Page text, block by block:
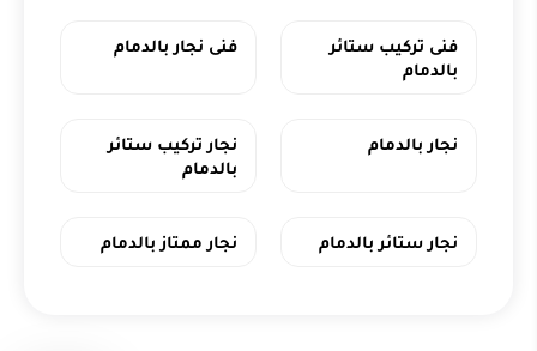
فنى تركيب ستائر
بالدمام
فنى نجار بالدمام
نجار بالدمام
نجار تركيب ستائر
بالدمام
نجار ستائر بالدمام نجار ممتاز بالدمام